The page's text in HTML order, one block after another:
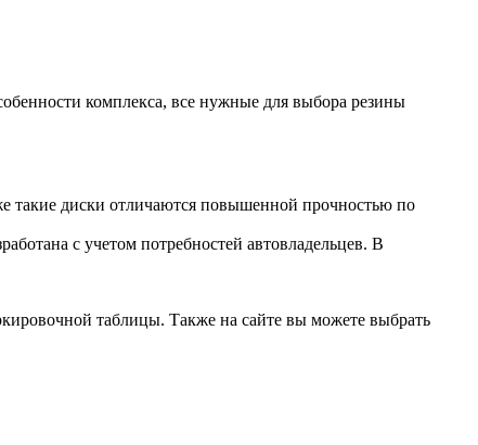
комплекса, все нужные для выбора резины
такие диски отличаются повышенной прочностью по
с учетом потребностей автовладельцев. В
таблицы. Также на сайте вы можете выбрать